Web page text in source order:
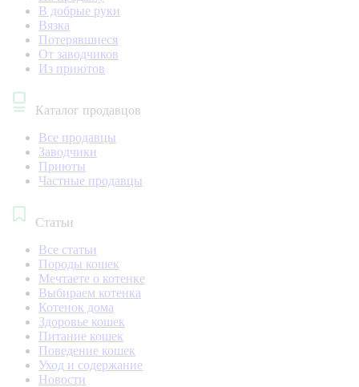
В добрые руки
Вязка
Потерявшиеся
От заводчиков
Из приютов
Каталог продавцов
Все продавцы
Заводчики
Приюты
Частные продавцы
Статьи
Все статьи
Породы кошек
Мечтаете о котенке
Выбираем котенка
Котенок дома
Здоровье кошек
Питание кошек
Поведение кошек
Уход и содержание
Новости